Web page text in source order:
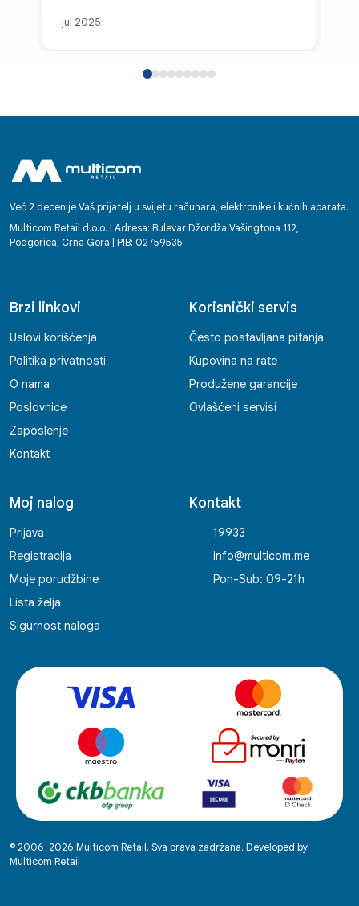
jul 2025
Već 2 decenije Vaš prijatelj u svijetu računara, elektronike i kućnih aparata.
Multicom Retail d.o.o. | Adresa: Bulevar Džordža Vašingtona 112,
Podgorica, Crna Gora | PIB: 02759535
Brzi linkovi
Uslovi korišćenja
Politika privatnosti
O nama
Poslovnice
Zaposlenje
Kontakt
Korisnički servis
Često postavljana pitanja
Kupovina na rate
Produžene garancije
Ovlašćeni servisi
Moj nalog
Prijava
Registracija
Moje porudžbine
Lista želja
Sigurnost naloga
Kontakt
19933
info@multicom.me
Pon-Sub: 09-21h
© 2006-2026 Multicom Retail. Sva prava zadržana. Developed by
Multicom Retail